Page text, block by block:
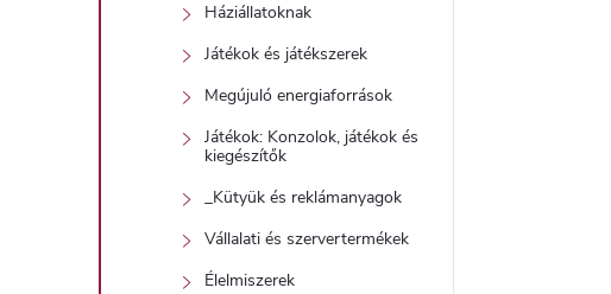
Háziállatoknak
Játékok és játékszerek
Megújuló energiaforrások
Játékok: Konzolok, játékok és
kiegészítők
_Kütyük és reklámanyagok
Vállalati és szervertermékek
Élelmiszerek